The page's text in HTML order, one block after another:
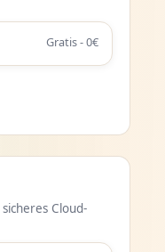
Gratis - 0€
Cloud-